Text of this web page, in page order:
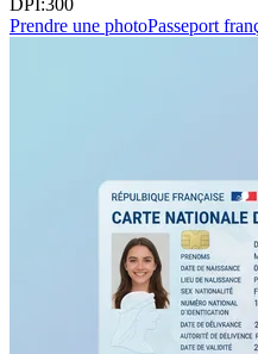
DPI:300
Prendre une photoPasseport